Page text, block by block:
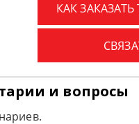
КАК
и вопросы